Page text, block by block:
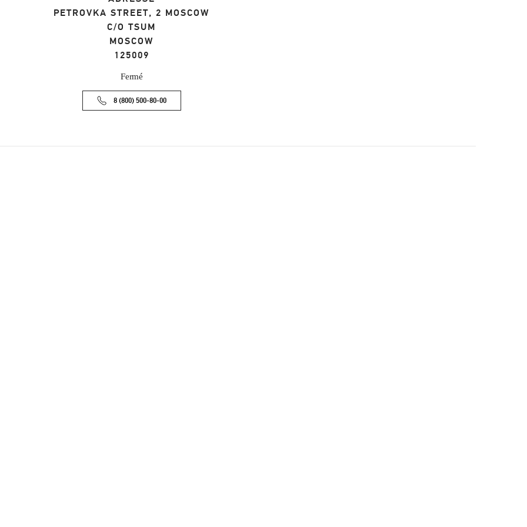
PETROVKA STREET, 2 MOSCOW
C/O TSUM
MOSCOW
125009
Fermé
8 (800) 500-80-00